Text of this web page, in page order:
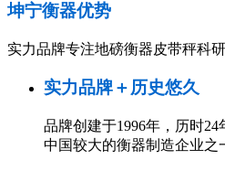
坤宁衡器优势
实力品牌专注地磅衡器皮带秤科
实力品牌＋历史悠久
品牌创建于1996年，历时
中国较大的衡器制造企业之